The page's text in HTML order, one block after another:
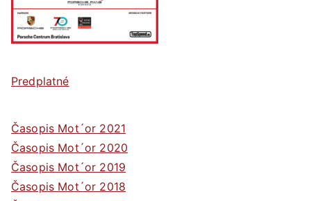
Predplatné
Časopis Mot´or 2021
Časopis Mot´or 2020
Časopis Mot´or 2019
Časopis Mot´or 2018